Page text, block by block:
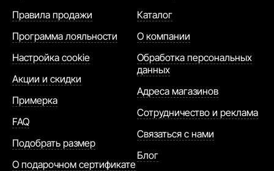
Правила продажи
Программа лояльности
Настройка cookie
Акции и скидки
Примерка
FAQ
Подобрать размер
О подарочном сертификате
Каталог
О компании
Обработка персональных
данных
Адреса магазинов
Сотрудничество и реклама
Связаться с нами
Блог